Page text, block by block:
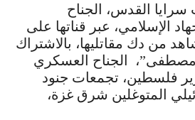
القدس، الجناح
الإسلامي، عبر قناتها على
من دك مقاتليها، بالاشتراك
مصطفى”، الجناح العسكري
فلسطين، تجمعات جنود
المتوغلين شرق غزة،